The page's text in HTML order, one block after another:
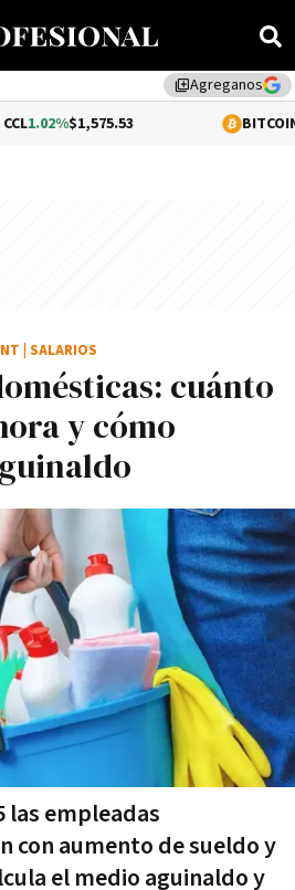
library_addAgreganos
-0.07%
cuánto
y cómo
las empleadas
con aumento de sueldo y
el medio aguinaldo y
SALARIOS